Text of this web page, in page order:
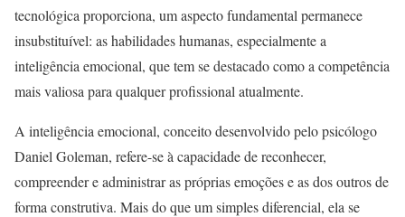
tecnológica proporciona, um aspecto fundamental permanece
insubstituível: as habilidades humanas, especialmente a
inteligência emocional, que tem se destacado como a competência
mais valiosa para qualquer profissional atualmente.
A inteligência emocional, conceito desenvolvido pelo psicólogo
Daniel Goleman, refere-se à capacidade de reconhecer,
compreender e administrar as próprias emoções e as dos outros de
forma construtiva. Mais do que um simples diferencial, ela se